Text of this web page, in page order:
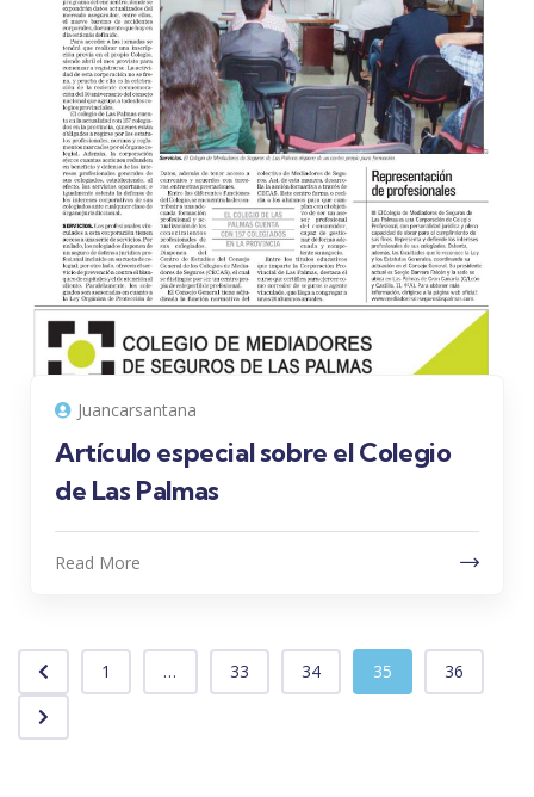
Juancarsantana
Artículo especial sobre el Colegio
de Las Palmas
Read More
1 ... 33 34 35 36